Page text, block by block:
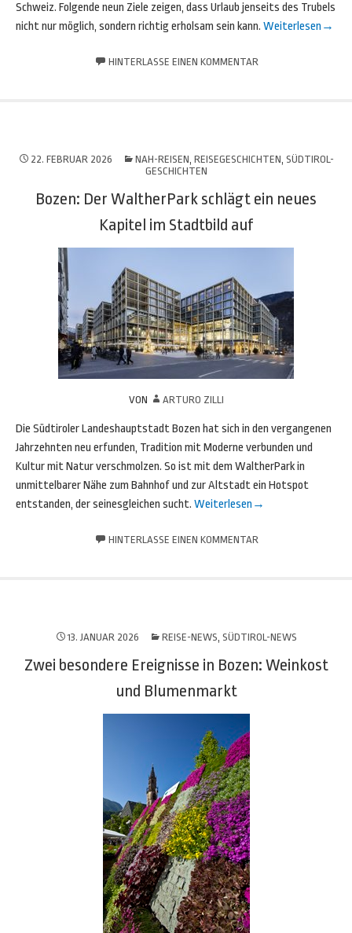
Schweiz. Folgende neun Ziele zeigen, dass Urlaub jenseits des Trubels
nicht nur möglich, sondern richtig erholsam sein kann. Weiterlesen →
HINTERLASSE EINEN KOMMENTAR
22. FEBRUAR 2026 NAH-REISEN, REISEGESCHICHTEN, SÜDTIROL-
GESCHICHTEN
Bozen: Der WaltherPark schlägt ein neues
Kapitel im Stadtbild auf
VON ARTURO ZILLI
Die Südtiroler Landeshauptstadt Bozen hat sich in den vergangenen
Jahrzehnten neu erfunden, Tradition mit Moderne verbunden und
Kultur mit Natur verschmolzen. So ist mit dem WaltherPark in
unmittelbarer Nähe zum Bahnhof und zur Altstadt ein Hotspot
entstanden, der seinesgleichen sucht. Weiterlesen →
HINTERLASSE EINEN KOMMENTAR
13. JANUAR 2026 REISE-NEWS, SÜDTIROL-NEWS
Zwei besondere Ereignisse in Bozen: Weinkost
und Blumenmarkt